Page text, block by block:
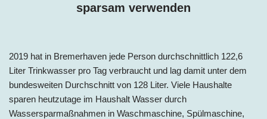
sparsam verwenden
2019 hat in Bremerhaven jede Person durchschnittlich 122,6
Liter Trinkwasser pro Tag verbraucht und lag damit unter dem
bundesweiten Durchschnitt von 128 Liter. Viele Haushalte
sparen heutzutage im Haushalt Wasser durch
Wassersparmaßnahmen in Waschmaschine, Spülmaschine,